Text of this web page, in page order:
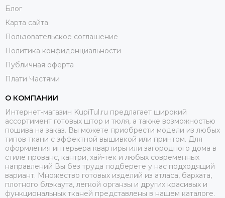
Блог
Карта сайта
Пользовательское соглашение
Политика конфиденциальности
Публичная оферта
Плати Частями
О КОМПАНИИ
Интернет-магазин KupiTul.ru предлагает широкий
ассортимент готовых штор и тюля, а также возможностью
пошива на заказ. Вы можете приобрести модели из любых
типов ткани с эффектной вышивкой или принтом. Для
оформления интерьера квартиры или загородного дома в
стиле прованс, кантри, хай-тек и любых современных
направлений Вы без труда подберете у нас подходящий
вариант. Множество готовых изделий из атласа, бархата,
плотного блэкаута, легкой органзы и других красивых и
функциональных тканей представлены в нашем каталоге.